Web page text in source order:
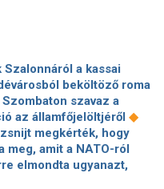
Szalonnáról a kassai
beköltöző roma
Szombaton szavaz a
az államfőjelöltjéről ◆
megkérték, hogy
meg, amit a NATO-ról
elmondta ugyanazt,